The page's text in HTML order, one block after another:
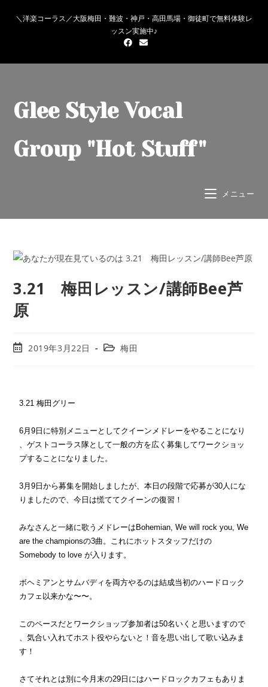
＼洋楽コーラス／大阪梅田・難波・神戸・高田馬場・御徒町で無料体験レ
ッスン実施中♪
Glee Style Vocal
Group "Hot Stuff"
メニュー
3.21 梅田レッスン/講師Bee芦
原
2019年3月22日 梅田
3.21 梅田グリー
6月9日に特別メニューとしてクイーンメドレーをやることになり
、ゲストコーラス隊として一般の方を広く募集してワークショッ
プすることになりました。
3月9日から募集を開始しましたが、本日の段階で応募が30人にな
りましたので、今日は慌ててクイーンの復習！
みなさんと一緒に歌うメドレーはBohemian, We will rock you, We
are the championsの3曲。
これにホットスタッフだけの
Somebody to love が入ります。
ボヘミアンとサムバディを両方やるのは結成当初のハードロック
カ フェ以来かな〜〜。
このペースだとワークショップ参加者は50名いくと思いますので
、気合い入れてホスト役やらないと！音を思い出して歌い込みま
す！
さてそれとは別に今月末の29日にはハードロックカフェもありま